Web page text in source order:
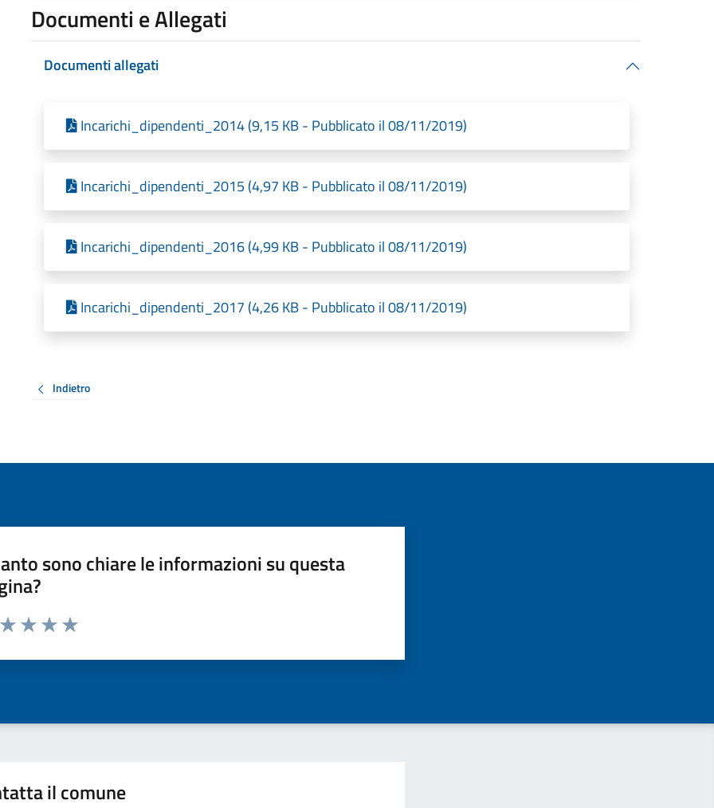
Documenti e Allegati
Documenti allegati
Incarichi_dipendenti_2014 (9,15 KB - Pubblicato il 08/11/2019)
Incarichi_dipendenti_2015 (4,97 KB - Pubblicato il 08/11/2019)
Incarichi_dipendenti_2016 (4,99 KB - Pubblicato il 08/11/2019)
Incarichi_dipendenti_2017 (4,26 KB - Pubblicato il 08/11/2019)
Indietro
sono chiare le informazioni su questa
da 1 a 5 stelle la pagina
il comune